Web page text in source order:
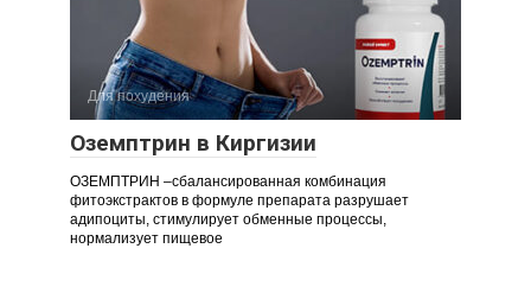
Для похудения
Оземптрин в Киргизии
ОЗЕМПТРИН –сбалансированная комбинация
фитоэкстрактов в формуле препарата разрушает
адипоциты, стимулирует обменные процессы,
нормализует пищевое